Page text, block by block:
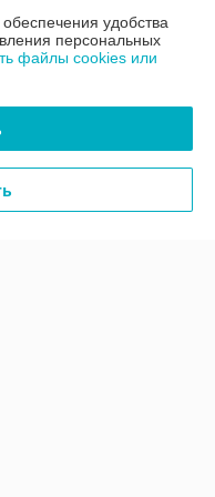
удобства
персональных
файлы cookies или